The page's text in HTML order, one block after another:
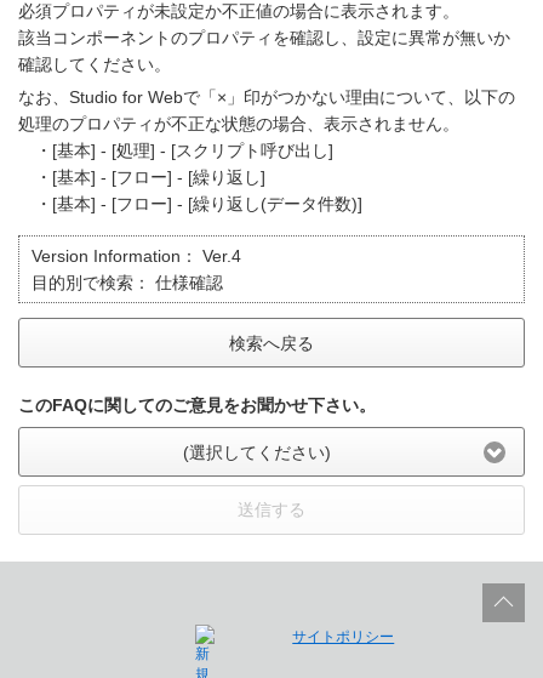
必須プロパティが未設定か不正値の場合に表示されます。
該当コンポーネントのプロパティを確認し、設定に異常が無いか
確認してください。
なお、Studio for Webで「×」印がつかない理由について、以下の
処理のプロパティが不正な状態の場合、表示されません。
・[基本] - [処理] - [スクリプト呼び出し]
・[基本] - [フロー] - [繰り返し]
・[基本] - [フロー] - [繰り返し(データ件数)]
Version Information：
Ver.4
目的別で検索：
仕様確認
検索へ戻る
このFAQに関してのご意見をお聞かせ下さい。
(選択してください)
送信する
サイトポリシー